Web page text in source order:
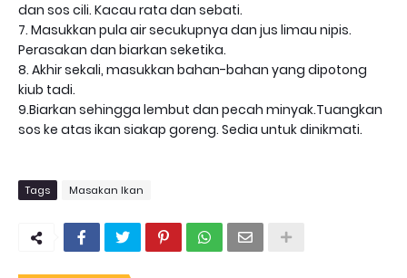
dan sos cili. Kacau rata dan sebati.
7. Masukkan pula air secukupnya dan jus limau nipis.
Perasakan dan biarkan seketika.
8. Akhir sekali, masukkan bahan-bahan yang dipotong
kiub tadi.
9.Biarkan sehingga lembut dan pecah minyak.Tuangkan
sos ke atas ikan siakap goreng. Sedia untuk dinikmati.
Tags Masakan Ikan